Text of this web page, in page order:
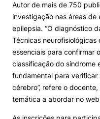
Autor de mais de 750
investigação nas áreas
epilepsia. “O diagnóstico
Técnicas
essenciais para confirmar
classificação do síndrome
fundamental para
cérebro”, refere o
temática a abordar no